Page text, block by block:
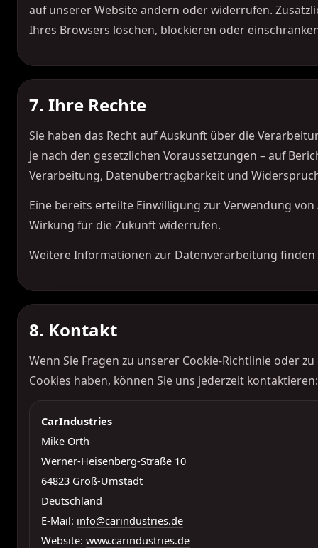
auf unserer Website ändern oder widerrufen.
Ihres Browsers löschen, blockieren oder
7. Ihre Rechte
Sie haben das Recht auf Auskunft über die
je nach den gesetzlichen Voraussetzungen – auf
Verarbeitung, Datenübertragbarkeit und
Eine bereits erteilte Einwilligung zur Verwendung
Wirkung für die Zukunft widerrufen.
Weitere Informationen zur Datenverarbeitung
8. Kontakt
Wenn Sie Fragen zu unserer Cookie-Richtlinie oder
Cookies haben, können Sie uns jederzeit kontaktieren:
CarIndustries
Mike Orth
Werner-Heisenberg-Straße 10
64823 Groß-Umstadt
Deutschland
E-Mail: info@carindustries.de
Website: www.carindustries.de